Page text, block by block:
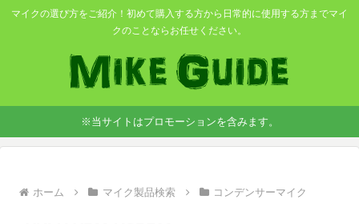
マイクの選び方をご紹介！初めて購入する方から日常的に使用する方までマイ
クのことならお任せください。
※当サイトはプロモーションを含みます。
ホーム マイク製品検索 コンデンサーマイク